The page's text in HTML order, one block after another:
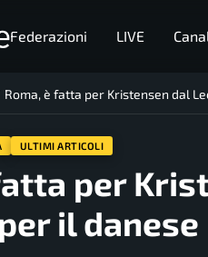
Federazioni LIVE
Roma, è fatta per Kristensen dal
ULTIMI ARTICOLI
per
il danese